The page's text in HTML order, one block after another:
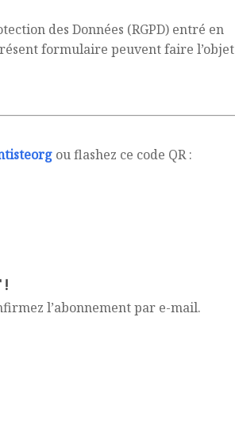
des Données (RGPD) entré en
formulaire peuvent faire l’objet
ou flashez ce code QR :
!
l’abonnement par e-mail.